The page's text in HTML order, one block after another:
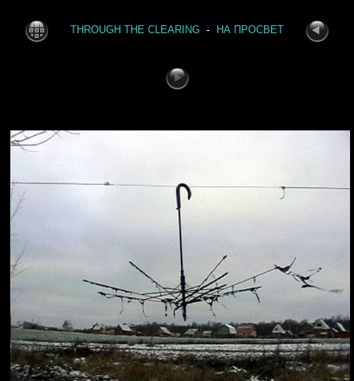
THROUGH THE CLEARING - НА ПРОСВЕТ